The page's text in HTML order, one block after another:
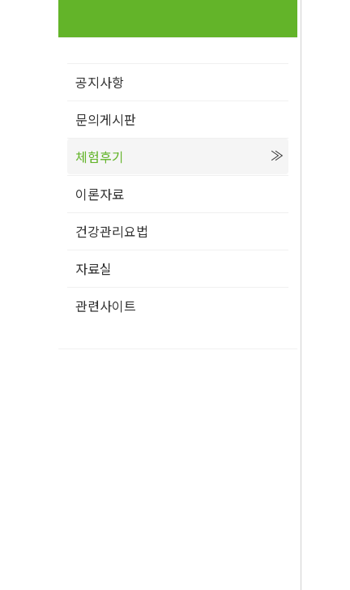
공지사항
문의게시판
체험후기
이론자료
건강관리요법
자료실
관련사이트